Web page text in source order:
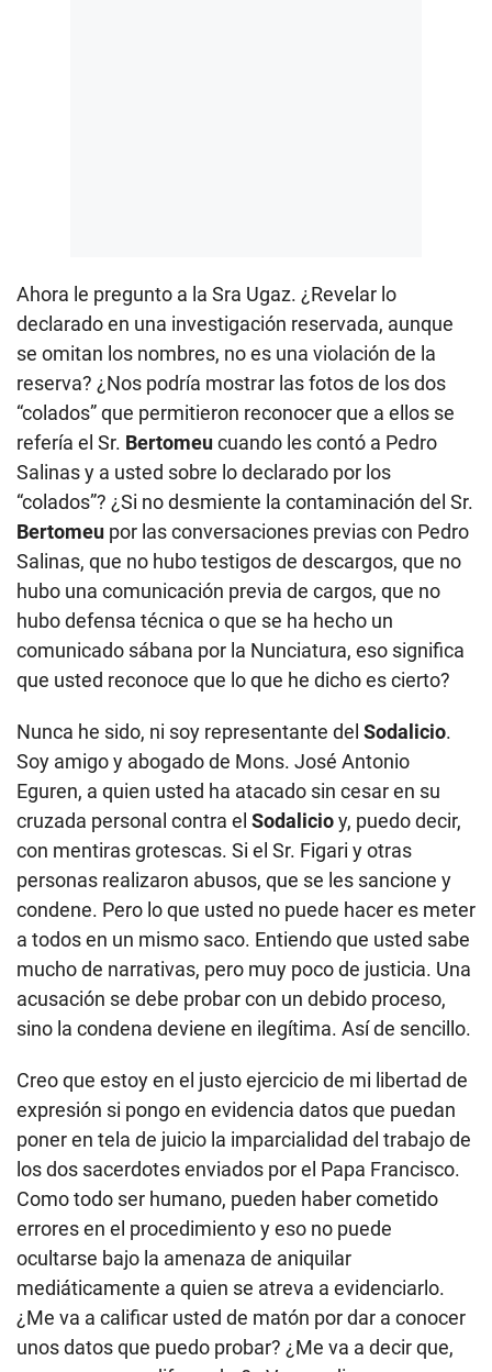
Ahora le pregunto a la Sra Ugaz. ¿Revelar lo
declarado en una investigación reservada, aunque
se omitan los nombres, no es una violación de la
reserva? ¿Nos podría mostrar las fotos de los dos
“colados” que permitieron reconocer que a ellos se
refería el Sr. Bertomeucuando les contó a Pedro
Salinas y a usted sobre lo declarado por los
“colados”? ¿Si no desmiente la contaminación del Sr.
Bertomeu por las conversaciones previas con Pedro
Salinas, que no hubo testigos de descargos, que no
hubo una comunicación previa de cargos, que no
hubo defensa técnica o que se ha hecho un
comunicado sábana por la Nunciatura, eso significa
que usted reconoce que lo que he dicho es cierto?
Nunca he sido, ni soy representante del Sodalicio.
Soy amigo y abogado de Mons. José Antonio
Eguren, a quien usted ha atacado sin cesar en su
cruzada personal contra el Sodalicioy, puedo decir,
con mentiras grotescas. Si el Sr. Figari y otras
personas realizaron abusos, que se les sancione y
condene. Pero lo que usted no puede hacer es meter
a todos en un mismo saco. Entiendo que usted sabe
mucho de narrativas, pero muy poco de justicia. Una
acusación se debe probar con un debido proceso,
sino la condena deviene en ilegítima. Así de sencillo.
Creo que estoy en el justo ejercicio de mi libertad de
expresión si pongo en evidencia datos que puedan
poner en tela de juicio la imparcialidad del trabajo de
los dos sacerdotes enviados por el Papa Francisco.
Como todo ser humano, pueden haber cometido
errores en el procedimiento y eso no puede
ocultarse bajo la amenaza de aniquilar
mediáticamente a quien se atreva a evidenciarlo.
¿Me va a calificar usted de matón por dar a conocer
unos datos que puedo probar? ¿Me va a decir que,